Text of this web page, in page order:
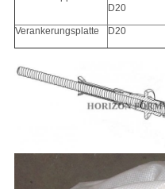
D20
Verankerungsplatte
D20